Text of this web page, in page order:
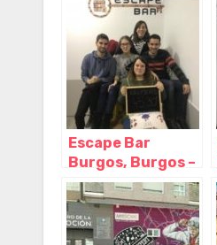
Escape Bar
Burgos, Burgos –
Castilla y León